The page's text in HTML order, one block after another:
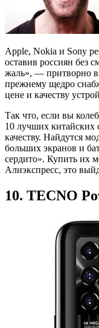
Apple, Nokia и Sony
оставив россиян без
жаль», — притворно
прежнему щедро
цене и качеству
Так что, если вы
10 лучших китайских
качеству. Найдутся
больших экранов и
сердито». Купить их
Алиэкспресс, это
10. TECNO